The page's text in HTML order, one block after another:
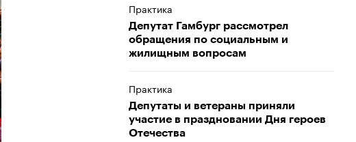
Практика
Депутат Гамбург рассмотрел
обращения по социальным и
жилищным вопросам
Практика
Депутаты и ветераны приняли
участие в праздновании Дня героев
Отечества